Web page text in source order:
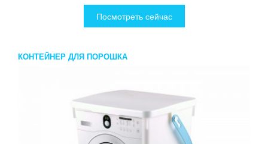
Посмотреть сейчас
КОНТЕЙНЕР ДЛЯ ПОРОШКА